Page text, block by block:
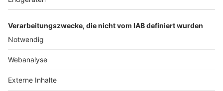
SFV DFB
Nutzungsbedingungen Datenschutz Impressum